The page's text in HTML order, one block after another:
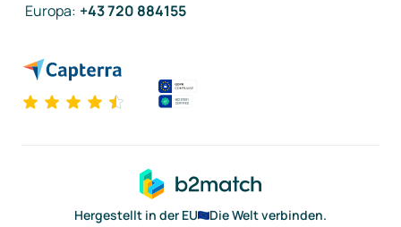
Europa: +43 720 884155
Hergestellt in der EU
Die Welt verbinden.